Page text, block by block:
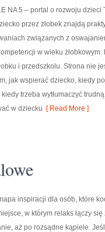
NA 5 – portal o rozwoju
przez żłobek znajdą
związanych z
w wieku
i przedszkolu. Strona nie
jak wspierać dziecko, kiedy
trzeba wytłumaczyć
w dziecku [ Read More ]
inspiracji dla osób, które
w którym relaks łączy
aż po rozsądne kąpiele.